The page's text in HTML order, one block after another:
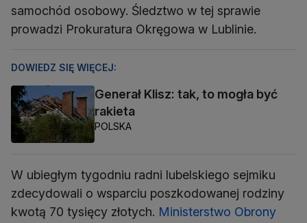
samochód osobowy. Śledztwo w tej sprawie
prowadzi Prokuratura Okręgowa w Lublinie.
DOWIEDZ SIĘ WIĘCEJ:
Generał Klisz: tak, to mogła być
rakieta
POLSKA
W ubiegłym tygodniu radni lubelskiego sejmiku
zdecydowali o wsparciu poszkodowanej rodziny
kwotą 70 tysięcy złotych. Ministerstwo Obrony